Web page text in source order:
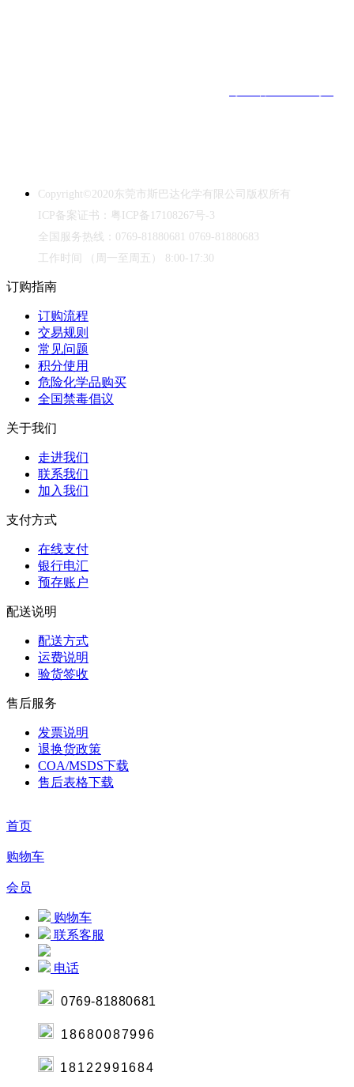
Copyright©2020 东莞市斯巴达化学有限公司版权所有
ICP备案证书：粤 ICP备 17108267号-3
全国服务热线： 0769-81880681 0769-81880683
工作时间
（周一至周五） 8:00-17:30
订购指南
订购流程
交易规则
常见问题
积分使用
危险化学品购买
全国禁毒倡议
关于我们
走进我们
联系我们
加入我们
支付方式
在线支付
银行电汇
预存账户
配送说明
配送方式
运费说明
验货签收
售后服务
发票说明
退换货政策
COA/MSDS下载
售后表格下载
首页
购物车
会员
购物车
联系客服
电话
0769-81880681
18680087996
18122991684